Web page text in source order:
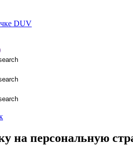
DUV
на персональную